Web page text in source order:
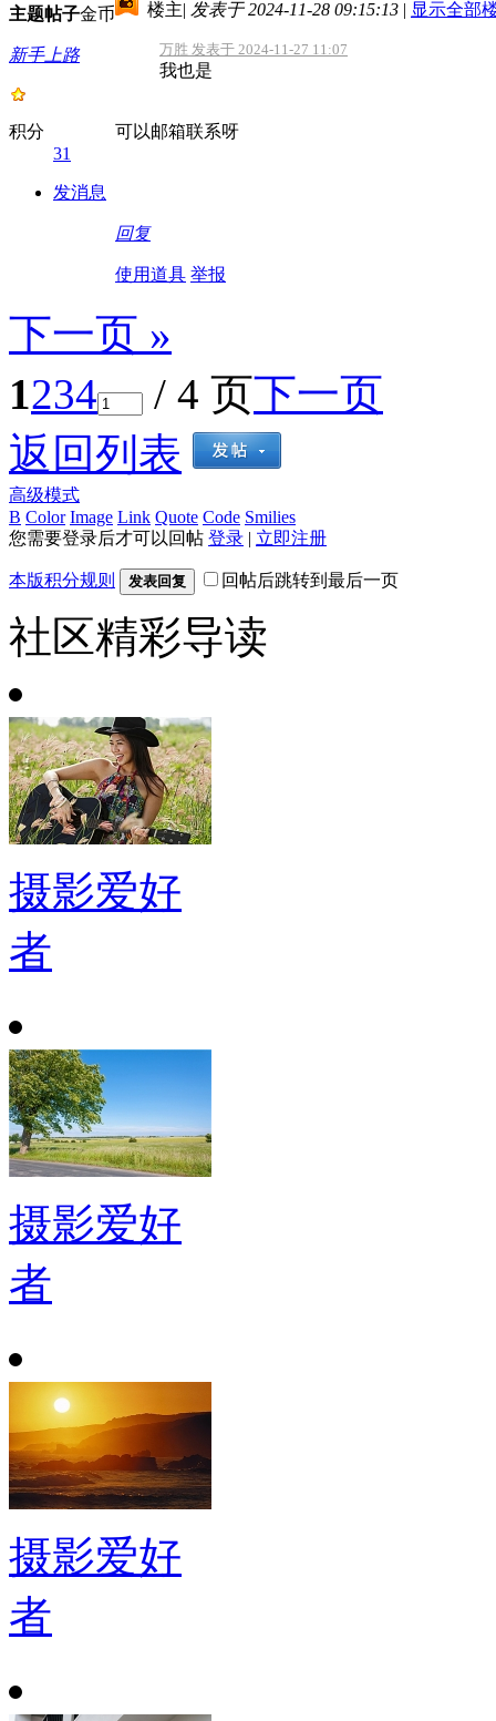
主题帖子金币
新手上路
积分
31
发消息
楼主| 发表于 2024-11-28 09:15:13 | 显示全部
万胜 发表于 2024-11-27 11:07
我也是
可以邮箱联系呀
回复
使用道具 举报
下一页 »
1234 / 4 页下一页
返回列表
高级模式
B Color Image Link Quote Code Smilies
您需要登录后才可以回帖 登录 | 立即注册
本版积分规则 发表回复 回帖后跳转到最后一页
社区精彩导读
摄影爱好
者
摄影爱好
者
摄影爱好
者